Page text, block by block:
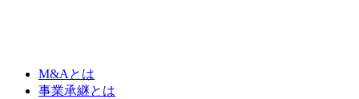
M&Aとは
事業承継とは